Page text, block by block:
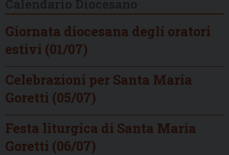
Giornata diocesana degli oratori
estivi (01/07)
Celebrazioni per Santa Maria
Goretti (05/07)
Festa liturgica di Santa Maria
Goretti (06/07)